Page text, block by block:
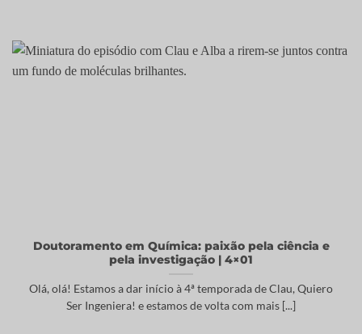
Doutoramento em Química: paixão pela ciência e
pela investigação | 4×01
Olá, olá! Estamos a dar início à 4ª temporada de Clau, Quiero
Ser Ingeniera! e estamos de volta com mais [...]